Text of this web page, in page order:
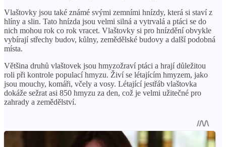
Vlaštovky jsou také známé svými zemními hnízdy, která si staví z
hlíny a slin. Tato hnízda jsou velmi silná a vytrvalá a ptáci se do
nich mohou rok co rok vracet. Vlaštovky si pro hnízdění obvykle
vybírají střechy budov, kůlny, zemědělské budovy a další podobná
místa.
Většina druhů vlaštovek jsou hmyzožraví ptáci a hrají důležitou
roli při kontrole populací hmyzu. Živí se létajícím hmyzem, jako
jsou mouchy, komáři, včely a vosy. Létající jestřáb vlaštovka
dokáže sežrat asi 850 hmyzu za den, což je velmi užitečné pro
zahrady a zemědělství.